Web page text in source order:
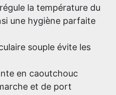
la température du
une hygiène parfaite
souple évite les
en caoutchouc
et de port